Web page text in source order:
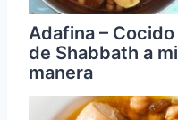
Adafina – Cocido
de Shabbath a mi
manera